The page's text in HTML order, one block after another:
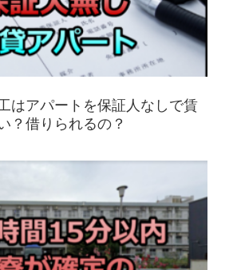
はアパートを保証人なしで賃
？借りられるの？